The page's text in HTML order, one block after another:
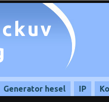
Generator hesel IP